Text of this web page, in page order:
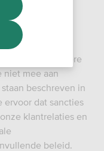
van een integere
niet mee aan
beschreven in
ervoor dat sancties
klantrelaties en
beleid.